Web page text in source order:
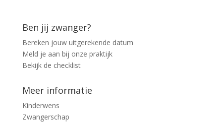
Ben jij zwanger?
Bereken jouw uitgerekende datum
Meld je aan bij onze praktijk
Bekijk de checklist
Meer informatie
Kinderwens
Zwangerschap